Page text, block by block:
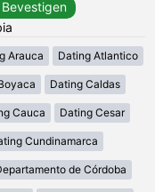
Arauca Dating Atlantico
Dating Caldas
Cauca Dating Cesar
Cundinamarca
de Córdoba